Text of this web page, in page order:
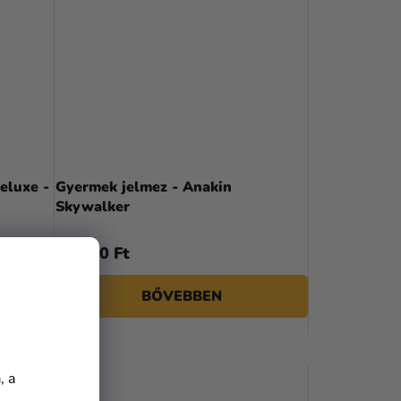
a
- Gyermek jelmez - Anakin
Skywalker
17 550 Ft
BŐVEBBEN